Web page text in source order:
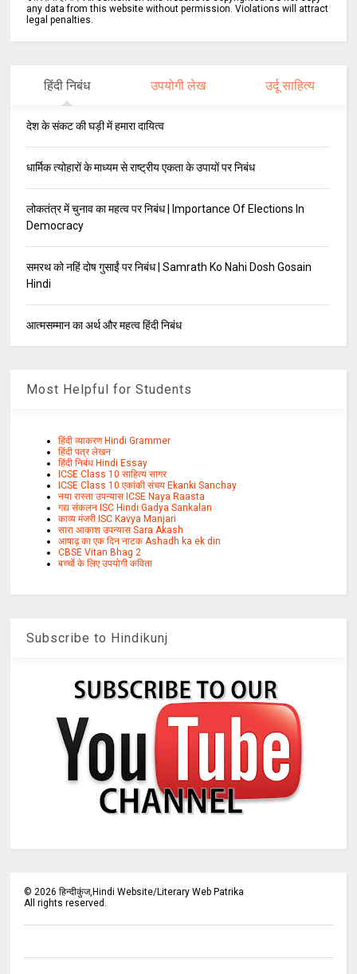
any data from this website without permission. Violations will attract
legal penalties.
हिंदी निबंध उपयोगी लेख उर्दू साहित्य
देश के संकट की घड़ी में हमारा दायित्व
धार्मिक त्योहारों के माध्यम से राष्ट्रीय एकता के उपायों पर निबंध
लोकतंत्र में चुनाव का महत्व पर निबंध | Importance Of Elections In
Democracy
समरथ को नहिं दोष गुसाईं पर निबंध | Samrath Ko Nahi Dosh Gosain
Hindi
आत्मसम्मान का अर्थ और महत्व हिंदी निबंध
Most Helpful for Students
हिंदी व्याकरण Hindi Grammer
हिंदी पत्र लेखन
हिंदी निबंध Hindi Essay
ICSE Class 10 साहित्य सागर
ICSE Class 10 एकांकी संचय Ekanki Sanchay
नया रास्ता उपन्यास ICSE Naya Raasta
गद्य संकलन ISC Hindi Gadya Sankalan
काव्य मंजरी ISC Kavya Manjari
सारा आकाश उपन्यास Sara Akash
आषाढ़ का एक दिन नाटक Ashadh ka ek din
CBSE Vitan Bhag 2
बच्चों के लिए उपयोगी कविता
Subscribe to Hindikunj
©2026 हिन्दीकुंज,Hindi Website/Literary Web Patrika
All rights reserved.